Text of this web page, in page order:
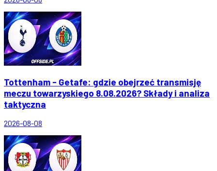
Tottenham - Getafe: gdzie obejrzeć transmisję
meczu towarzyskiego 8.08.2026? Składy i analiza
taktyczna
2026-08-08